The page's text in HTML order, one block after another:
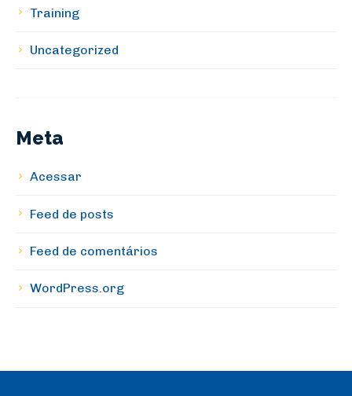
Training
Uncategorized
Meta
Acessar
Feed de posts
Feed de comentários
WordPress.org